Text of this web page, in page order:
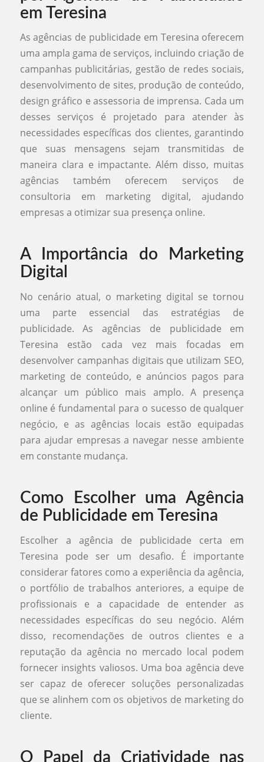
em Teresina
As agências de publicidade em Teresina oferecem
uma ampla gama de serviços, incluindo criação de
campanhas publicitárias, gestão de redes sociais,
desenvolvimento de sites, produção de conteúdo,
design gráfico e assessoria de imprensa. Cada um
desses serviços é projetado para atender às
necessidades específicas dos clientes, garantindo
que suas mensagens sejam transmitidas de
maneira clara e impactante. Além disso, muitas
agências também oferecem serviços de
consultoria em marketing digital, ajudando
empresas a otimizar sua presença online.
A Importância do Marketing
Digital
No cenário atual, o marketing digital se tornou
uma parte essencial das estratégias de
publicidade. As agências de publicidade em
Teresina estão cada vez mais focadas em
desenvolver campanhas digitais que utilizam SEO,
marketing de conteúdo, e anúncios pagos para
alcançar um público mais amplo. A presença
online é fundamental para o sucesso de qualquer
negócio, e as agências locais estão equipadas
para ajudar empresas a navegar nesse ambiente
em constante mudança.
Como Escolher uma Agência
de Publicidade em Teresina
Escolher a agência de publicidade certa em
Teresina pode ser um desafio. É importante
considerar fatores como a experiência da agência,
o portfólio de trabalhos anteriores, a equipe de
profissionais e a capacidade de entender as
necessidades específicas do seu negócio. Além
disso, recomendações de outros clientes e a
reputação da agência no mercado local podem
fornecer insights valiosos. Uma boa agência deve
ser capaz de oferecer soluções personalizadas
que se alinhem com os objetivos de marketing do
cliente.
O Papel da Criatividade nas